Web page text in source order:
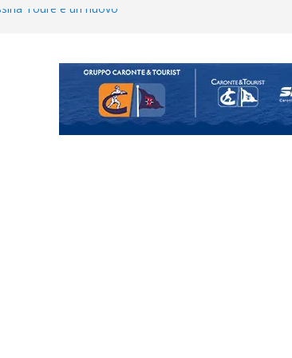
Tourè è un nuovo
del girone I
il ritiro di Cascia: intensità e
chiama questa piazza non